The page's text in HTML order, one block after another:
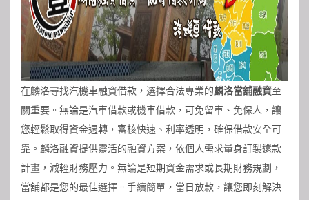
在麟洛尋找汽機車融資借款，選擇合法專業的麟洛當舖融資至
關重要。無論是汽車借款或機車借款，可免留車、免保人，讓
您輕鬆取得資金週轉，審核快速、利率透明，確保借款安全可
靠。麟洛融資提供靈活的融資方案，依個人需求量身訂製還款
計畫，減輕財務壓力。無論是短期資金需求或長期財務規劃，
當舖都是您的最佳選擇。手續簡單，當日放款，讓您即刻解決